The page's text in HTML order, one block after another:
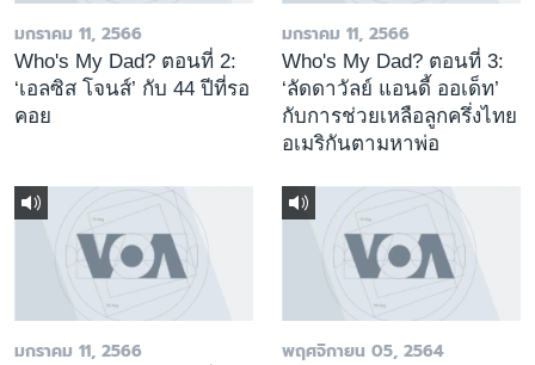
มกราคม 11, 2566
Who's My Dad? ตอนที่ 2:
‘เอลซิส โจนส์’ กับ 44 ปีที่รอ
คอย
มกราคม 11, 2566
Who's My Dad? ตอนที่ 3:
‘ลัดดาวัลย์ แอนดี้ ออเด็ท’
กับการช่วยเหลือลูกครึ่งไทย
อเมริกันตามหาพ่อ
มกราคม 11, 2566 พฤศจิกายน 05, 2564